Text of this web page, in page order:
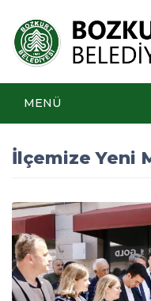
MENÜ
İlçemize Yeni